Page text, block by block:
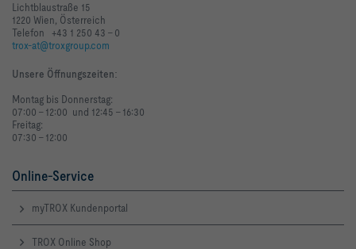
Lichtblaustraße 15
1220 Wien, Österreich
Telefon +43 1 250 43 - 0
trox-at@troxgroup.com
Unsere Öffnungszeiten:
Montag bis Donnerstag:
07:00 - 12:00 und 12:45 - 16:30
Freitag:
07:30 - 12:00
Online-Service
myTROX Kundenportal
TROX Online Shop